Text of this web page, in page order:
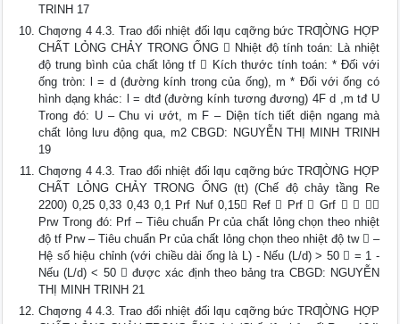
TRINH 17
Chƣơng 4 4.3. Trao đổi nhiệt đối lƣu cƣỡng bức TRƢỜNG HỢP
CHẤT LỎNG CHẢY TRONG ỐNG  Nhiệt độ tính toán: Là nhiệt
độ trung bình của chất lỏng tf  Kích thước tính toán: * Đối với
ống tròn: l = d (đường kính trong của ống), m * Đối với ống có
hình dạng khác: l = dtđ (đường kính tương đương) 4F d ,m tđ U
Trong đó: U – Chu vi ướt, m F – Diện tích tiết diện ngang mà
chất lỏng lưu động qua, m2 CBGD: NGUYỄN THỊ MINH TRINH
19
Chƣơng 4 4.3. Trao đổi nhiệt đối lƣu cƣỡng bức TRƢỜNG HỢP
CHẤT LỎNG CHẢY TRONG ỐNG (tt) (Chế độ chảy tầng Re
2200) 0,25 0,33 0,43 0,1 Prf Nuf 0,15 Ref  Prf  Grf   
Prw Trong đó: Prf – Tiêu chuẩn Pr của chất lỏng chọn theo nhiệt
độ tf Prw – Tiêu chuẩn Pr của chất lỏng chọn theo nhiệt độ tw  –
Hệ số hiệu chỉnh (với chiều dài ống là L) - Nếu (L/d) > 50  = 1 -
Nếu (L/d) < 50  được xác định theo bảng tra CBGD: NGUYỄN
THỊ MINH TRINH 21
Chƣơng 4 4.3. Trao đổi nhiệt đối lƣu cƣỡng bức TRƢỜNG HỢP